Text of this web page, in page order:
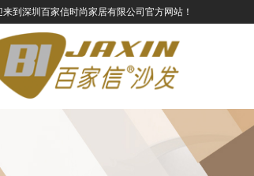
来到深圳百家信时尚家居有限公司官方网站！